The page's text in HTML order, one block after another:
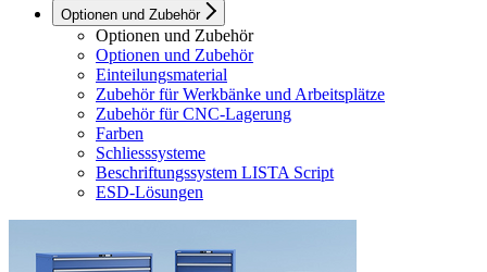
Optionen und Zubehör
Optionen und Zubehör
Optionen und Zubehör
Einteilungsmaterial
Zubehör für Werkbänke und Arbeitsplätze
Zubehör für CNC-Lagerung
Farben
Schliesssysteme
Beschriftungssystem LISTA Script
ESD-Lösungen